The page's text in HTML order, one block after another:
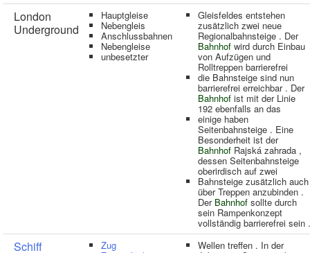
London
Underground
Hauptgleise
Nebengleis
Anschlussbahnen
Nebengleise
unbesetzter
Gleisfeldes entstehen
zusätzlich zwei neue
Regionalbahnsteige . Der
Bahnhof wird durch Einbau
von Aufzügen und
Rolltreppen barrierefrei
die Bahnsteige sind nun
barrierefrei erreichbar . Der
Bahnhof ist mit der Linie
192 ebenfalls an das
einige haben
Seitenbahnsteige . Eine
Besonderheit ist der
Bahnhof Rajská zahrada ,
dessen Seitenbahnsteige
oberirdisch auf zwei
Bahnsteige zusätzlich auch
über Treppen anzubinden .
Der Bahnhof sollte durch
sein Rampenkonzept
vollständig barrierefrei sein .
Schiff Zug Wellen treffen . In der